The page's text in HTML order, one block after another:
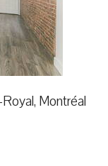
Montréal